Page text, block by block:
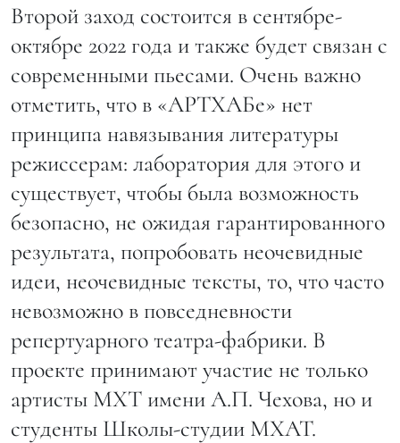
Второй заход состоится в сентябре-
октябре 2022 года и также будет связан с
современными пьесами. Очень важно
отметить, что в «АРТХАБе» нет
принципа навязывания литературы
режиссерам: лаборатория для этого и
существует, чтобы была возможность
безопасно, не ожидая гарантированного
результата, попробовать неочевидные
идеи, неочевидные тексты, то, что часто
невозможно в повседневности
репертуарного театра-фабрики. В
проекте принимают участие не только
артисты МХТ имени А.П. Чехова, но и
студенты Школы-студии МХАТ.